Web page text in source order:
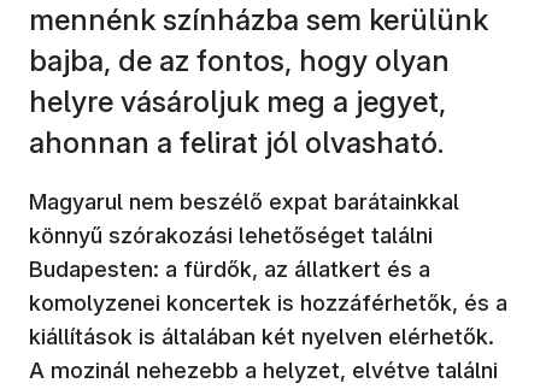
mennénk színházba sem kerülünk
bajba, de az fontos, hogy olyan
helyre vásároljuk meg a jegyet,
ahonnan a felirat jól olvasható.
Magyarul nem beszélő expat barátainkkal
könnyű szórakozási lehetőséget találni
Budapesten: a fürdők, az állatkert és a
komolyzenei koncertek is hozzáférhetők, és a
kiállítások is általában két nyelven elérhetők.
A mozinál nehezebb a helyzet, elvétve találni